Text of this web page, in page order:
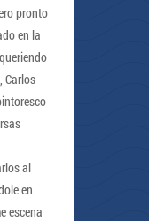
pronto
en la
Carlos
al
en
escena